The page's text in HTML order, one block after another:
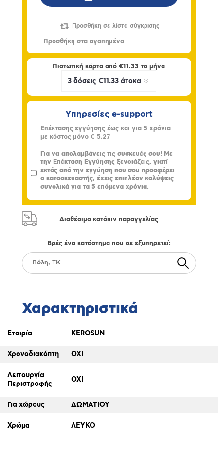
Πιστωτική κάρτα από€11.33 το μήνα
Υπηρεσίες e-support
Επέκτασης εγγύησης έως και για 5 χρόνια
με κόστος μόνο € 5.27
Για να απολαμβάνεις τις συσκευές σου! Με
την Επέκταση Εγγύησης ξενοιάζεις, γιατί
εκτός από την εγγύηση που σου προσφέρει
ο κατασκευαστής, έχεις επιπλέον καλύψεις
συνολικά για τα 5 επόμενα χρόνια.
Διαθέσιμο κατόπιν παραγγελίας
Βρές ένα κατάστημα που σε εξυπηρετεί:
Χαρακτηριστικά
Εταιρία KEROSUN
Χρονοδιακόπτη ΟΧΙ
Λειτουργία
Περιστροφής
ΟΧΙ
Για χώρους ΔΩΜΑΤΙΟΥ
Χρώμα ΛΕΥΚΟ